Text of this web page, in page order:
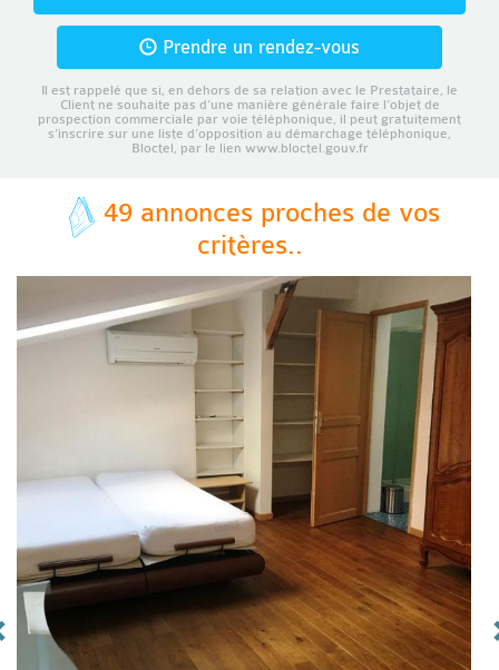
Prendre un rendez-vous
Il est rappelé que si, en dehors de sa relation avec le Prestataire, le
Client ne souhaite pas d’une manière générale faire l’objet de
prospection commerciale par voie téléphonique, il peut gratuitement
s’inscrire sur une liste d’opposition au démarchage téléphonique,
Bloctel, par le lien www.bloctel.gouv.fr
49 annonces proches de vos
critères..